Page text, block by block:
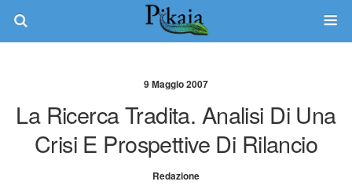
9 Maggio 2007
La Ricerca Tradita. Analisi Di Una
Crisi E Prospettive Di Rilancio
Redazione